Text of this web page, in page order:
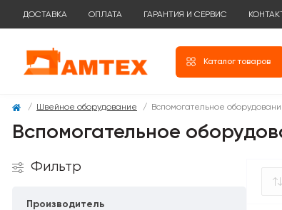
ДОСТАВКА ОПЛАТА ГАРАНТИЯ И СЕРВИС
Каталог товаров
Швейное оборудование Вспомогательное
Вспомогательное
Фильтр
Производитель